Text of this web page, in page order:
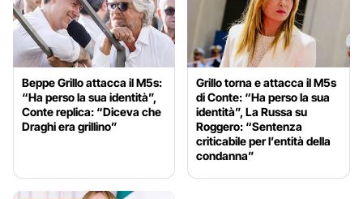
Beppe Grillo attacca il M5s:
“Ha perso la sua identità”,
Conte replica: “Diceva che
Draghi era grillino”
Grillo torna e attacca il M5s
di Conte: “Ha perso la sua
identità”, La Russa su
Roggero: “Sentenza
criticabile per l’entità della
condanna”